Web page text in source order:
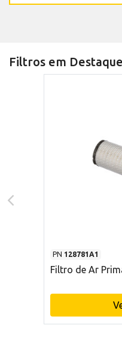
Filtros em Destaque
PN 128781A1
Filtro de Ar